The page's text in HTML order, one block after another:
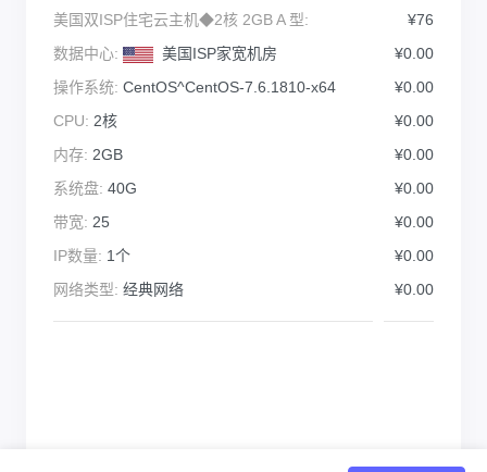
美国双ISP住宅云主机◆2核 2GB A 型:
¥76
数据中心:
美国ISP家宽机房
¥0.00
操作系统: CentOS^CentOS-7.6.1810-x64
¥0.00
CPU: 2核
¥0.00
内存: 2GB
¥0.00
系统盘: 40G
¥0.00
带宽: 25
¥0.00
IP数量: 1个
¥0.00
网络类型: 经典网络 ¥0.00